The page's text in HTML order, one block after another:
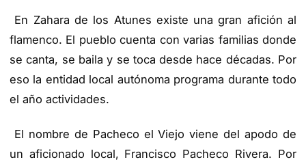
En Zahara de los Atunes existe una gran afición al
flamenco. El pueblo cuenta con varias familias donde
se canta, se baila y se toca desde hace décadas. Por
eso la entidad local autónoma programa durante todo
el año actividades.
El nombre de Pacheco el Viejo viene del apodo de
un aficionado local, Francisco Pacheco Rivera. Por